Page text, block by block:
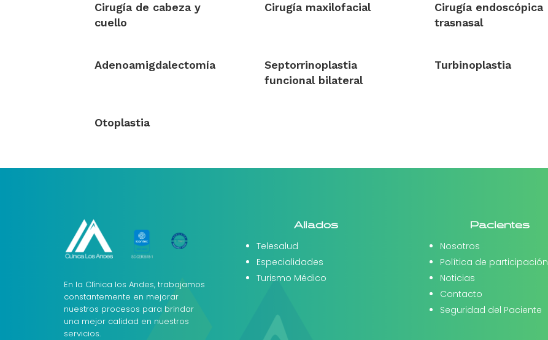
Cirugía de cabeza y
cuello
Cirugía maxilofacial
Cirugía endoscópica
trasnasal
Adenoamigdalectomía
Septorrinoplastia
funcional bilateral
Turbinoplastia
Otoplastia
En la Clínica los Andes, trabajamos
constantemente en mejorar
nuestros procesos para brindar
una mejor calidad en nuestros
servicios.
Aliados
Telesalud
Especialidades
Turismo Médico
Pacientes
Nosotros
Política de participación
Noticias
Contacto
Seguridad del Paciente